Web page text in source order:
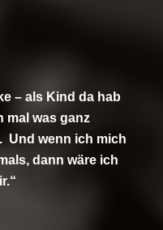
– als Kind da hab
mal was ganz
Und wenn ich mich
dann wäre ich